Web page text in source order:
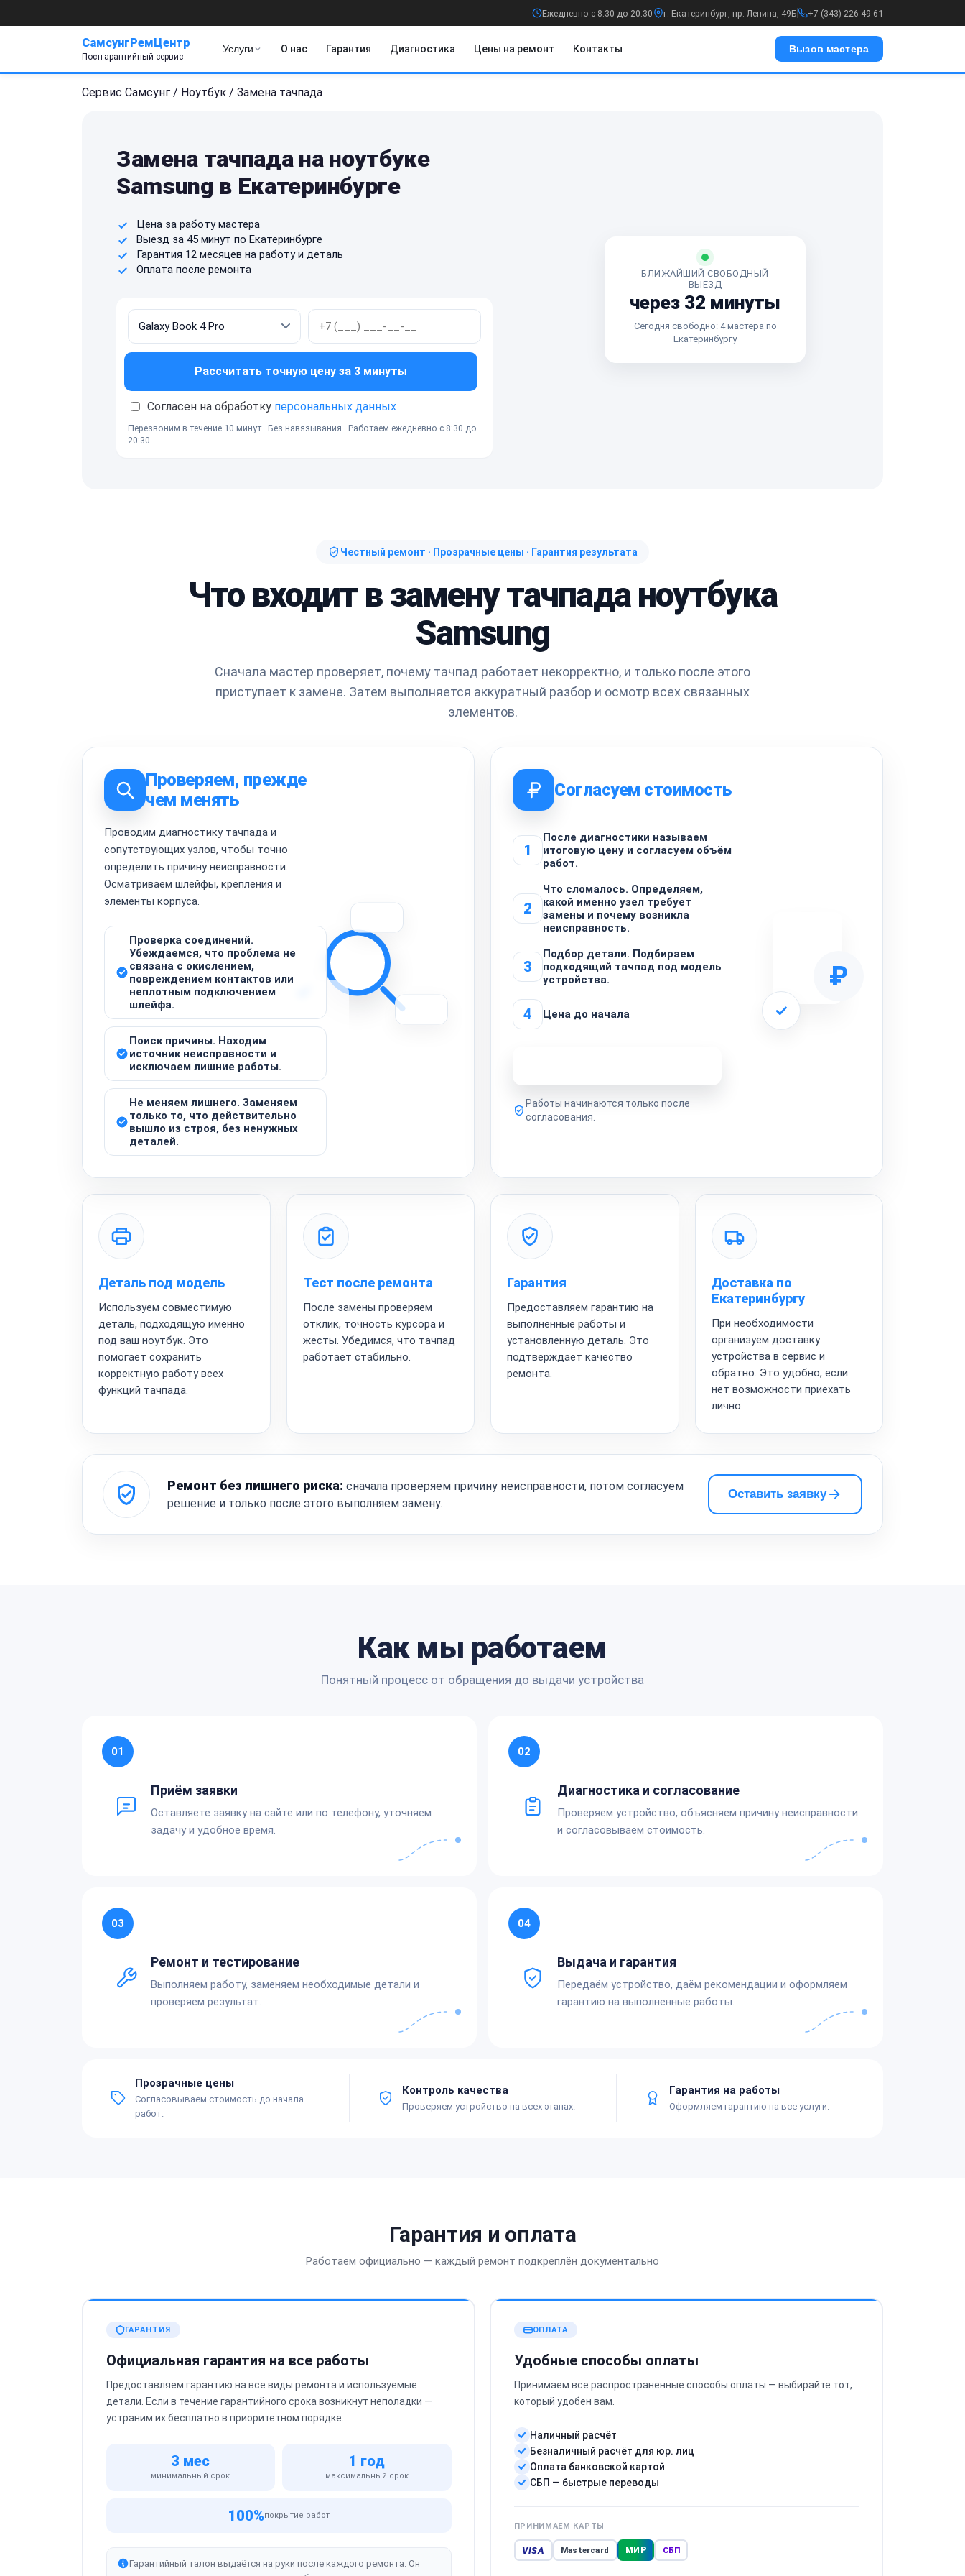
Ежедневно с 8:30 до 20:30 г. Екатеринбург, пр. Ленина, 49Б +7 (343) 226-49-61
СамсунгРемЦентр
Постгарантийный сервис
Услуги О нас Гарантия Диагностика Цены на ремонт Контакты Вызов мастера
Сервис Самсунг / Ноутбук / Замена тачпада
Замена тачпада на ноутбуке
Samsung в Екатеринбурге
Цена за работу мастера
Выезд за 45 минут по Екатеринбурге
Гарантия 12 месяцев на работу и деталь
Оплата после ремонта
Рассчитать точную цену за 3 минуты
Согласен на обработку персональных данных
Перезвоним в течение 10 минут · Без навязывания · Работаем ежедневно с 8:30 до
20:30
БЛИЖАЙШИЙ СВОБОДНЫЙ
ВЫЕЗД
через 32 минуты
Сегодня свободно: 4 мастера по
Екатеринбургу
Честный ремонт · Прозрачные цены · Гарантия результата
Что входит в замену тачпада ноутбука
Samsung
Сначала мастер проверяет, почему тачпад работает некорректно, и только после этого
приступает к замене. Затем выполняется аккуратный разбор и осмотр всех связанных
элементов.
Проверяем, прежде
чем менять
Проводим диагностику тачпада и
сопутствующих узлов, чтобы точно
определить причину неисправности.
Осматриваем шлейфы, крепления и
элементы корпуса.
Проверка соединений.
Убеждаемся, что проблема не
связана с окислением,
повреждением контактов или
неплотным подключением
шлейфа.
Поиск причины. Находим
источник неисправности и
исключаем лишние работы.
Не меняем лишнего. Заменяем
только то, что действительно
вышло из строя, без ненужных
деталей.
Согласуем стоимость
1
После диагностики называем
итоговую цену и согласуем объём
работ.
2
Что сломалось. Определяем,
какой именно узел требует
замены и почему возникла
неисправность.
3
Подбор детали. Подбираем
подходящий тачпад под модель
устройства.
4 Цена до начала
Работы начинаются только после
согласования.
₽
Деталь под модель
Используем совместимую
деталь, подходящую именно
под ваш ноутбук. Это
помогает сохранить
корректную работу всех
функций тачпада.
Тест после ремонта
После замены проверяем
отклик, точность курсора и
жесты. Убедимся, что тачпад
работает стабильно.
Гарантия
Предоставляем гарантию на
выполненные работы и
установленную деталь. Это
подтверждает качество
ремонта.
Доставка по
Екатеринбургу
При необходимости
организуем доставку
устройства в сервис и
обратно. Это удобно, если
нет возможности приехать
лично.
Ремонт без лишнего риска: сначала проверяем причину неисправности, потом согласуем
решение и только после этого выполняем замену.
Оставить заявку
Как мы работаем
Понятный процесс от обращения до выдачи устройства
01
Приём заявки
Оставляете заявку на сайте или по телефону, уточняем
задачу и удобное время.
02
Диагностика и согласование
Проверяем устройство, объясняем причину неисправности
и согласовываем стоимость.
03
Ремонт и тестирование
Выполняем работу, заменяем необходимые детали и
проверяем результат.
04
Выдача и гарантия
Передаём устройство, даём рекомендации и оформляем
гарантию на выполненные работы.
Прозрачные цены
Согласовываем стоимость до начала
работ.
Контроль качества
Проверяем устройство на всех этапах.
Гарантия на работы
Оформляем гарантию на все услуги.
Гарантия и оплата
Работаем официально — каждый ремонт подкреплён документально
ГАРАНТИЯ
Официальная гарантия на все работы
Предоставляем гарантию на все виды ремонта и используемые
детали. Если в течение гарантийного срока возникнут неполадки —
устраним их бесплатно в приоритетном порядке.
3 мес
минимальный срок
1 год
максимальный срок
100%покрытие работ
Гарантийный талон выдаётся на руки после каждого ремонта. Он
ОПЛАТА
Удобные способы оплаты
Принимаем все распространённые способы оплаты — выбирайте тот,
который удобен вам.
Наличный расчёт
Безналичный расчёт для юр. лиц
Оплата банковской картой
СБП — быстрые переводы
ПРИНИМАЕМ КАРТЫ
VISA Mastercard МИР СБП